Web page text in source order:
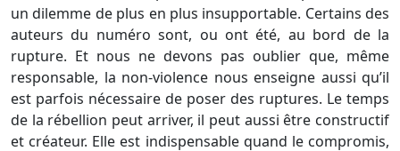
un dilemme de plus en plus insupportable. Certains des
auteurs du numéro sont, ou ont été, au bord de la
rupture. Et nous ne devons pas oublier que, même
responsable, la non-violence nous enseigne aussi qu’il
est parfois nécessaire de poser des ruptures. Le temps
de la rébellion peut arriver, il peut aussi être constructif
et créateur. Elle est indispensable quand le compromis,